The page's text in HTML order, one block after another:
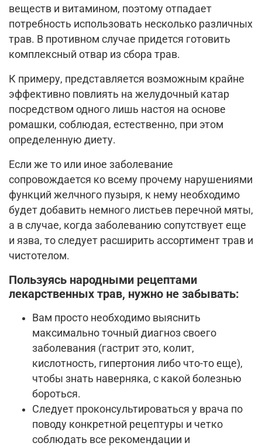
веществ и витамином, поэтому отпадает
потребность использовать несколько различных
трав. В противном случае придется готовить
комплексный отвар из сбора трав.
К примеру, представляется возможным крайне
эффективно повлиять на желудочный катар
посредством одного лишь настоя на основе
ромашки, соблюдая, естественно, при этом
определенную диету.
Если же то или иное заболевание
сопровождается ко всему прочему нарушениями
функций желчного пузыря, к нему необходимо
будет добавить немного листьев перечной мяты,
а в случае, когда заболеванию сопутствует еще
и язва, то следует расширить ассортимент трав и
чистотелом.
Пользуясь народными рецептами
лекарственных трав, нужно не забывать:
Вам просто необходимо выяснить
максимально точный диагноз своего
заболевания (гастрит это, колит,
кислотность, гипертония либо что-то еще),
чтобы знать наверняка, с какой болезнью
бороться.
Следует проконсультироваться у врача по
поводу конкретной рецептуры и четко
соблюдать все рекомендации и